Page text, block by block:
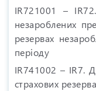
IR721001 –
незароблених
резервах
періоду
IR741002 – IR7.
страхових